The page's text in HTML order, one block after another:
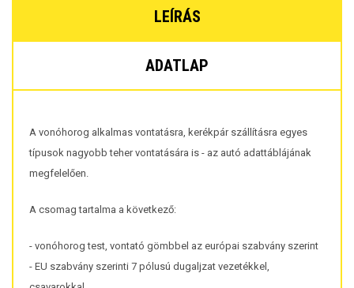
LEÍRÁS
ADATLAP
A vonóhorog alkalmas vontatásra, kerékpár szállításra egyes
típusok nagyobb teher vontatására is - az autó adattáblájának
megfelelően.
A csomag tartalma a következő:
- vonóhorog test, vontató gömbbel az európai szabvány szerint
- EU szabvány szerinti 7 pólusú dugaljzat vezetékkel,